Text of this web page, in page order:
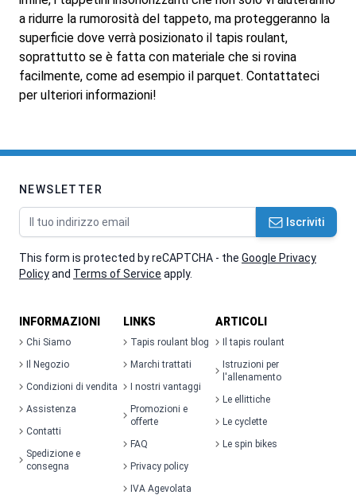
a ridurre la rumorosità del tappeto, ma proteggeranno la
superficie dove verrà posizionato il tapis roulant,
soprattutto se è fatta con materiale che si rovina
facilmente, come ad esempio il parquet. Contattateci
per ulteriori informazioni!
NEWSLETTER
Indirizzo email Iscriviti
This form is protected by reCAPTCHA - the Google Privacy
Policyand Terms of Service apply.
INFORMAZIONI
Chi Siamo
Il Negozio
Condizioni di vendita
Assistenza
Contatti
Spedizione e
consegna
LINKS
Tapis roulant blog
Marchi trattati
I nostri vantaggi
Promozioni e
offerte
FAQ
Privacy policy
IVA Agevolata
ARTICOLI
Il tapis roulant
Istruzioni per
l'allenamento
Le ellittiche
Le cyclette
Le spin bikes